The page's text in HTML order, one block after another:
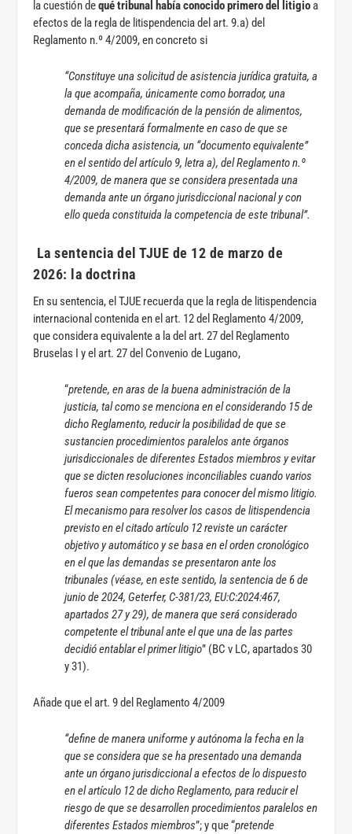
la cuestión dequé tribunal había conocido primero del litigioa
efectos de la regla de litispendencia del art. 9.a) del
Reglamento n.º 4/2009, en concreto si
“Constituye una solicitud de asistencia jurídica gratuita, a
la que acompaña, únicamente como borrador, una
demanda de modificación de la pensión de alimentos,
que se presentará formalmente en caso de que se
conceda dicha asistencia, un “documento equivalente”
en el sentido del artículo 9, letra a), del Reglamento n.º
4/2009, de manera que se considera presentada una
demanda ante un órgano jurisdiccional nacional y con
ello queda constituida la competencia de este tribunal”.
La sentencia del TJUE de 12 de marzo de
2026: la doctrina
En su sentencia, el TJUE recuerda que la regla de litispendencia
internacional contenida en el art. 12 del Reglamento 4/2009,
que considera equivalente a la del art. 27 del Reglamento
Bruselas I y el art. 27 del Convenio de Lugano,
“pretende, en aras de la buena administración de la
justicia, tal como se menciona en el considerando 15 de
dicho Reglamento, reducir la posibilidad de que se
sustancien procedimientos paralelos ante órganos
jurisdiccionales de diferentes Estados miembros y evitar
que se dicten resoluciones inconciliables cuando varios
fueros sean competentes para conocer del mismo litigio.
El mecanismo para resolver los casos de litispendencia
previsto en el citado artículo 12 reviste un carácter
objetivo y automático y se basa en el orden cronológico
en el que las demandas se presentaron ante los
tribunales (véase, en este sentido, la sentencia de 6 de
junio de 2024, Geterfer, C-381/23, EU:C:2024:467,
apartados 27 y 29), de manera que será considerado
competente el tribunal ante el que una de las partes
decidió entablar el primer litigio” (BC v LC, apartados 30
y 31).
Añade que el art. 9 del Reglamento 4/2009
“define de manera uniforme y autónoma la fecha en la
que se considera que se ha presentado una demanda
ante un órgano jurisdiccional a efectos de lo dispuesto
en el artículo 12 de dicho Reglamento, para reducir el
riesgo de que se desarrollen procedimientos paralelos en
diferentes Estados miembros”; y que “pretende